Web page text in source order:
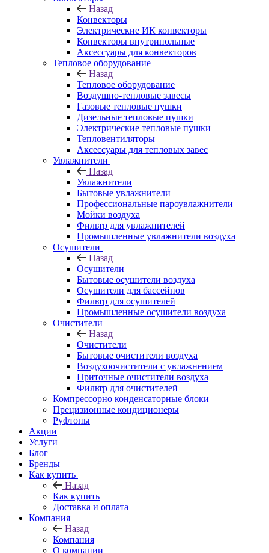
Назад
Конвекторы
Электрические ИК конвекторы
Конвекторы внутрипольные
Аксессуары для конвекторов
Тепловое оборудование
Назад
Тепловое оборудование
Воздушно-тепловые завесы
Газовые тепловые пушки
Дизельные тепловые пушки
Электрические тепловые пушки
Тепловентиляторы
Аксессуары для тепловых завес
Увлажнители
Назад
Увлажнители
Бытовые увлажнители
Профессиональные пароувлажнители
Мойки воздуха
Фильтр для увлажнителей
Промышленные увлажнители воздуха
Осушители
Назад
Осушители
Бытовые осушители воздуха
Осушители для бассейнов
Фильтр для осушителей
Промышленные осушители воздуха
Очистители
Назад
Очистители
Бытовые очистители воздуха
Воздухоочистители с увлажнением
Приточные очистители воздуха
Фильтр для очистителей
Компрессорно конденсаторные блоки
Прецизионные кондиционеры
Руфтопы
Акции
Услуги
Блог
Бренды
Как купить
Назад
Как купить
Доставка и оплата
Компания
Назад
Компания
О компании